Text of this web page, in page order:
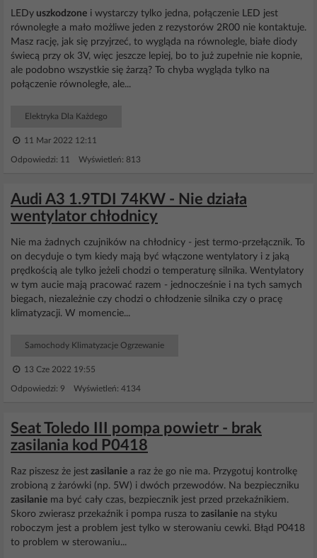
LEDy uszkodzone i wystarczy tylko jedna, połączenie LED jest
równoległe a mało możliwe jeden z rezystorów 2R00 nie kontaktuje.
Masz rację, jak się przyjrzeć, to wygląda na równolegle, białe diody
świecą przy ok 3V, więc jeszcze lepiej, bo to już zupełnie nie kopnie,
ale podobno wszystkie się żarzą? To chyba wygląda tylko na
połączenie równoległe, ale...
Elektryka Dla Każdego
11 Mar 2022 12:11
Odpowiedzi: 11 Wyświetleń: 813
Audi A3 1.9TDI 74KW - Nie działa
wentylator chłodnicy
Nie ma żadnych czujników na chłodnicy - jest termo-przełącznik. To
on decyduje o tym kiedy mają być włączone wentylatory i z jaką
prędkością ale tylko jeżeli chodzi o temperaturę silnika. Wentylatory
w tym aucie mają pracować razem - jednocześnie i na tych samych
biegach, niezależnie czy chodzi o chłodzenie silnika czy o pracę
klimatyzacji. W momencie...
Samochody Klimatyzacje Ogrzewanie
13 Cze 2022 19:55
Odpowiedzi: 9 Wyświetleń: 4134
Seat Toledo III pompa powietr - brak
zasilania kod P0418
Raz piszesz że jest zasilanie a raz że go nie ma. Przygotuj kontrolkę
zrobioną z żarówki (np. 5W) i dwóch przewodów. Na bezpieczniku
zasilanie ma być cały czas, bezpiecznik jest przed przekaźnikiem.
Skoro zwierasz przekaźnik i pompa rusza to zasilanie na styku
roboczym jest a problem jest tylko w sterowaniu cewki. Błąd P0418
to problem w sterowaniu...